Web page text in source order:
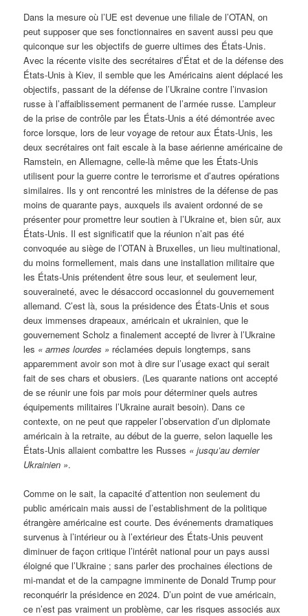
Dans la mesure où l’UE est devenue une filiale de l’OTAN, on
peut supposer que ses fonctionnaires en savent aussi peu que
quiconque sur les objectifs de guerre ultimes des États-Unis.
Avec la récente visite des secrétaires d’État et de la défense des
États-Unis à Kiev, il semble que les Américains aient déplacé les
objectifs, passant de la défense de l’Ukraine contre l’invasion
russe à l’affaiblissement permanent de l’armée russe. L’ampleur
de la prise de contrôle par les États-Unis a été démontrée avec
force lorsque, lors de leur voyage de retour aux États-Unis, les
deux secrétaires ont fait escale à la base aérienne américaine de
Ramstein, en Allemagne, celle-là même que les États-Unis
utilisent pour la guerre contre le terrorisme et d’autres opérations
similaires. Ils y ont rencontré les ministres de la défense de pas
moins de quarante pays, auxquels ils avaient ordonné de se
présenter pour promettre leur soutien à l’Ukraine et, bien sûr, aux
États-Unis. Il est significatif que la réunion n’ait pas été
convoquée au siège de l’OTAN à Bruxelles, un lieu multinational,
du moins formellement, mais dans une installation militaire que
les États-Unis prétendent être sous leur, et seulement leur,
souveraineté, avec le désaccord occasionnel du gouvernement
allemand. C’est là, sous la présidence des États-Unis et sous
deux immenses drapeaux, américain et ukrainien, que le
gouvernement Scholz a finalement accepté de livrer à l’Ukraine
les « armes lourdes » réclamées depuis longtemps, sans
apparemment avoir son mot à dire sur l’usage exact qui serait
fait de ses chars et obusiers. (Les quarante nations ont accepté
de se réunir une fois par mois pour déterminer quels autres
équipements militaires l’Ukraine aurait besoin). Dans ce
contexte, on ne peut que rappeler l’observation d’un diplomate
américain à la retraite, au début de la guerre, selon laquelle les
États-Unis allaient combattre les Russes « jusqu’au dernier
Ukrainien ».
Comme on le sait, la capacité d’attention non seulement du
public américain mais aussi de l’establishment de la politique
étrangère américaine est courte. Des événements dramatiques
survenus à l’intérieur ou à l’extérieur des États-Unis peuvent
diminuer de façon critique l’intérêt national pour un pays aussi
éloigné que l’Ukraine ; sans parler des prochaines élections de
mi-mandat et de la campagne imminente de Donald Trump pour
reconquérir la présidence en 2024. D’un point de vue américain,
ce n’est pas vraiment un problème, car les risques associés aux